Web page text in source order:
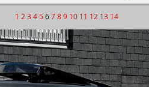
1 23 4 56789 10 11 12 13 14